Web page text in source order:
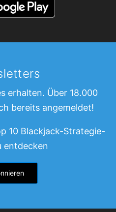
erhalten. Über 18.000
bereits angemeldet!
10 Blackjack-Strategie-
entdecken